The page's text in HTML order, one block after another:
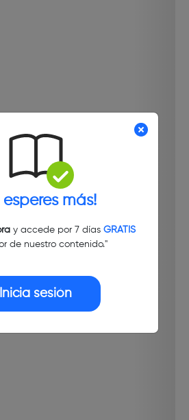
esperes más!
y accede por 7 días GRATIS
de nuestro contenido."
Inicia sesión